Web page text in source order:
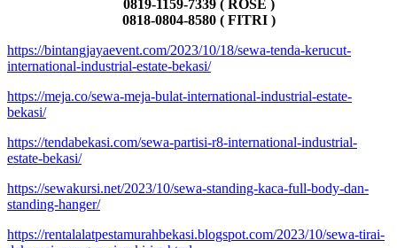
0819-1159-7339 ( ROSE )
0818-0804-8580 ( FITRI )
https://bintangjayaevent.com/2023/10/18/sewa-tenda-kerucut-
international-industrial-estate-bekasi/
https://meja.co/sewa-meja-bulat-international-industrial-estate-
bekasi/
https://tendabekasi.com/sewa-partisi-r8-international-industrial-
estate-bekasi/
https://sewakursi.net/2023/10/sewa-standing-kaca-full-body-dan-
standing-hanger/
https://rentalalatpestamurahbekasi.blogspot.com/2023/10/sewa-tirai-